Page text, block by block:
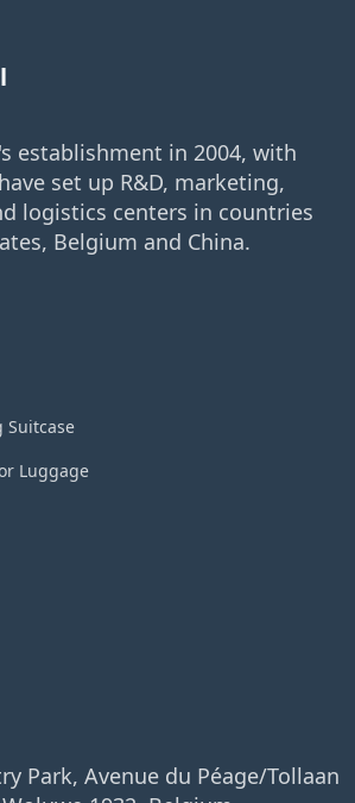
establishment in 2004, with
set up R&D, marketing,
logistics centers in countries
Belgium and China.
Suitcase
Luggage
Park, Avenue du Péage/Tollaan